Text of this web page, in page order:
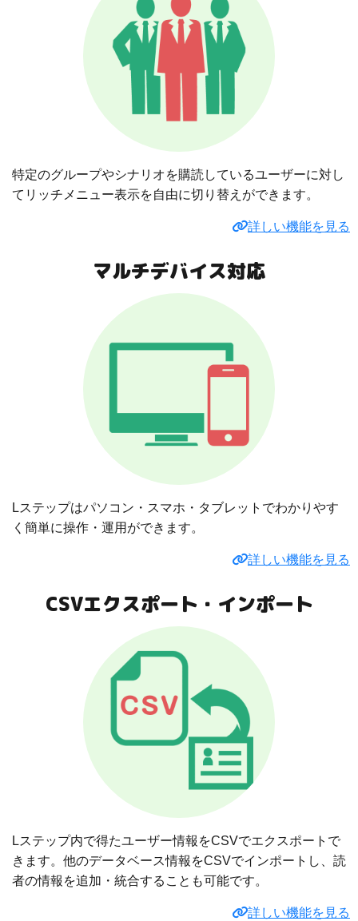
特定のグループやシナリオを購読しているユーザーに対し
てリッチメニュー表示を自由に切り替えができます。
詳しい機能を見る
マルチデバイス対応
Lステップはパソコン・スマホ・タブレットでわかりやす
く簡単に操作・運用ができます。
詳しい機能を見る
CSVエクスポート・インポート
Lステップ内で得たユーザー情報をCSVでエクスポートで
きます。他のデータベース情報をCSVでインポートし、読
者の情報を追加・統合することも可能です。
詳しい機能を見る